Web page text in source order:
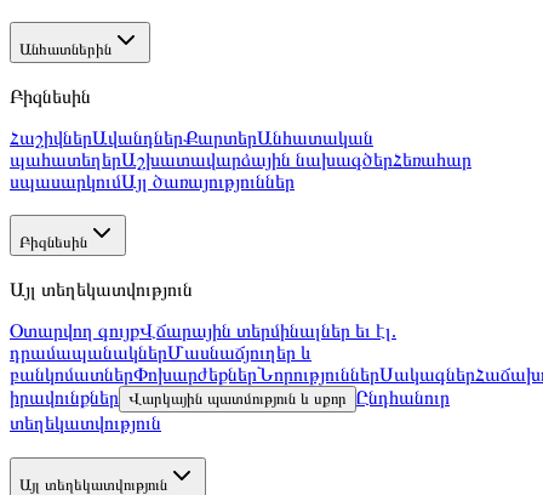
Անհատներին
Բիզնեսին
ՀաշիվներԱվանդներՔարտերԱնհատական
պահատեղերԱշխատավարձային նախագծերՀեռահար
սպասարկումԱյլ ծառայություններ
Բիզնեսին
Այլ տեղեկատվություն
Օտարվող գույքՎճարային տերմինալներ եւ էլ.
դրամապանակներՄասնաճյուղեր և
բանկոմատներՓոխարժեքներՆորություններՍակագներ
իրավունքներ Վարկային պատմություն և սքոր Ընդհանուր
տեղեկատվություն
Այլ տեղեկատվություն